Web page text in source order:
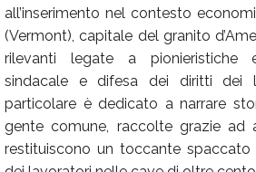
all’inserimento nel contesto
(Vermont), capitale del granito
rilevanti legate a pionieristiche
sindacale e difesa dei diritti dei
particolare è dedicato a narrare
gente comune, raccolte grazie ad
restituiscono un toccante